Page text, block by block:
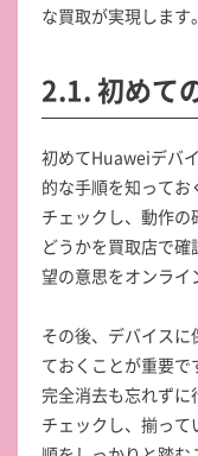
な買取が実現します。
2.1. 初めて
初めてHuaweiデバ
的な手順を知って
チェックし、動作
どうかを買取店で
望の意思をオンライ
その後、デバイス
ておくことが重要
完全消去も忘れずに
チェックし、揃っ